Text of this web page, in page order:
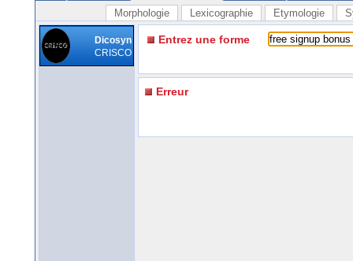
Morphologie Lexicographie Etymologie
Dicosyn
CRISCO
Entrez une forme
Erreur